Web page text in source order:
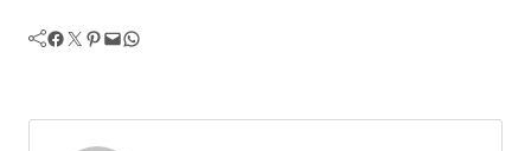
Facebook Twitter Pinterest Mail WhatsApp